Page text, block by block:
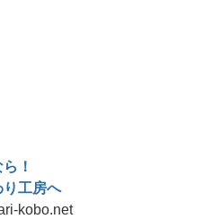
！
り工房へ
kobo.net